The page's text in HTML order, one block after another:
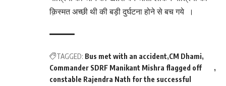
क़िस्मत अच्छी थी की बड़ी दुर्घटना होने से बच गये ।
TAGGED: Bus met with an accident CM Dhami
Commander SDRF Manikant Mishra flagged off
constable Rajendra Nath for the successful